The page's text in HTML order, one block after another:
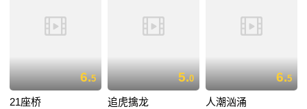
6.5
21座桥
5.0
追虎擒龙
6.5
人潮汹涌